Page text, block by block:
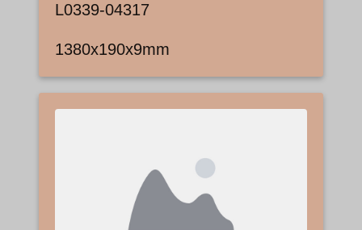
L0339-04317
1380x190x9mm